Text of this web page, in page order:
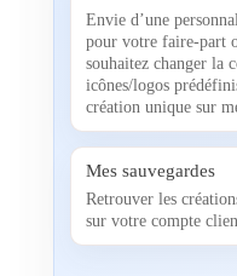
Envie d’une
pour votre faire-part
souhaitez changer la
icônes/logos
création unique sur
Mes sauvegardes
Retrouver les
sur votre compte